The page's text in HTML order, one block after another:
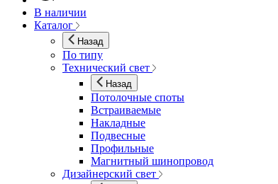
В наличии
Каталог
Назад
По типу
Технический свет
Назад
Потолочные споты
Встраиваемые
Накладные
Подвесные
Профильные
Магнитный шинопровод
Дизайнерский свет